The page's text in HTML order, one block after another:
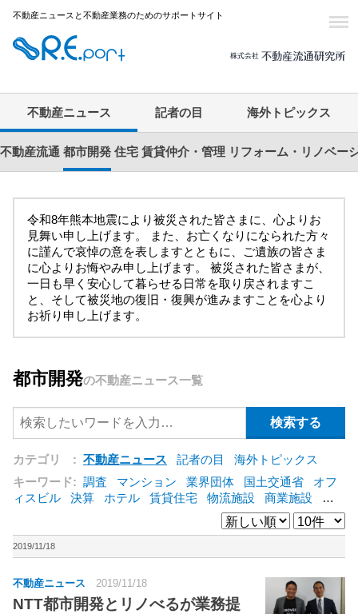
不動産ニュースと不動産業務のためのサポートサイト
不動産ニュース 記者の目 海外トピックス
不動産流通 都市開発 住宅 賃貸仲介・管理 リフォーム・リノベー
令和8年熊本地震により被災された皆さまに、心よりお
見舞い申し上げます。 また、お亡くなりになられた方々
に謹んで哀悼の意を表しますとともに、ご遺族の皆さま
に心よりお悔やみ申し上げます。 被災された皆さまが、
一日も早く安心して暮らせる日常を取り戻されますこ
と、そして被災地の復旧・復興が進みますことを心より
お祈り申し上げます。
都市開発の不動産ニュース一覧
カテゴリ : 不動産ニュース 記者の目
海外トピックス
キーワード: 調査 マンション 業界団体 国土交通省
オフ
ィスビル
決算 ホテル 賃貸住宅 物流施設 商業施設
海
東急不動産 賃料
ア
野村不動産 ZEH [+]
2019/11/18
不動産ニュース 2019/11/18
NTT都市開発とリノべるが業務提